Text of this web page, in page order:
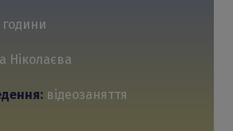
години
Ніколаєва
відеозаняття